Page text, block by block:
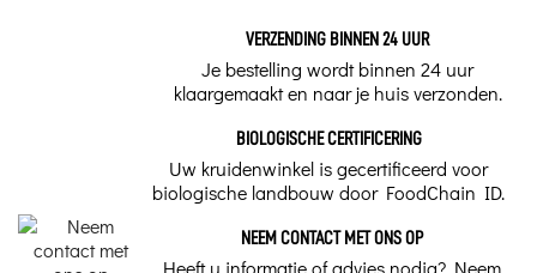
VERZENDING BINNEN 24 UUR
Je bestelling wordt binnen 24 uur
klaargemaakt en naar je huis verzonden.
BIOLOGISCHE CERTIFICERING
Uw kruidenwinkel is gecertificeerd voor
biologische landbouw door FoodChain ID.
NEEM CONTACT MET ONS OP
Heeft u informatie of advies nodig? Neem